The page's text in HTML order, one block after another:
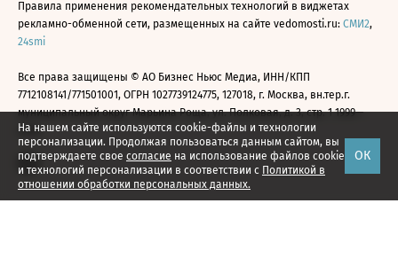
На нашем сайте используются cookie-файлы и технологии
персонализации. Продолжая пользоваться данным сайтом, вы
подтверждаете свое согласие на использование файлов cookie
и технологий персонализации в соответствии с Политикой в
отношении обработки персональных данных.
ОК
Правила применения рекомендательных технологий в виджетах
рекламно-обменной сети, размещенных на сайте vedomosti.ru: СМИ2,
24smi
Все права защищены © АО Бизнес Ньюс Медиа, ИНН/КПП
7712108141/771501001, ОГРН 1027739124775, 127018, г. Москва, вн.тер.г.
муниципальный округ Марьина Роща, ул. Полковая, д. 3, стр. 1 1999—
2026